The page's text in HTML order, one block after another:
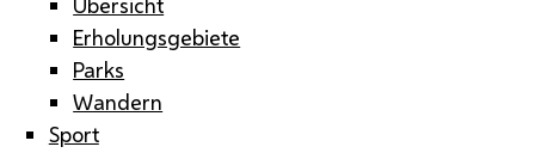
Erholungsgebiete
Parks
Wandern
Sport